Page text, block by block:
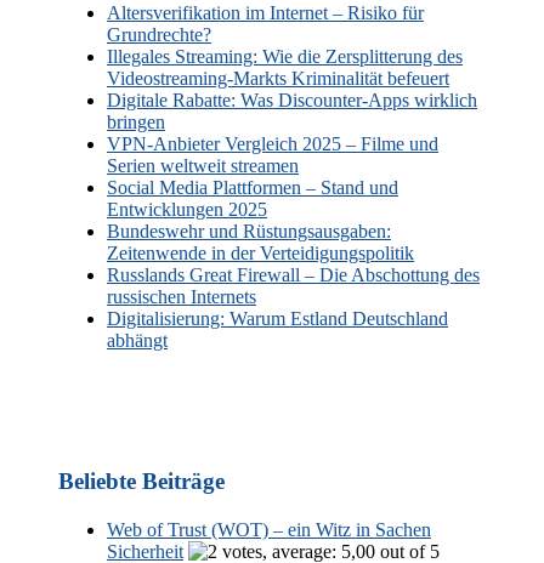
Altersverifikation im Internet – Risiko für
Grundrechte?
Illegales Streaming: Wie die Zersplitterung des
Videostreaming-Markts Kriminalität befeuert
Digitale Rabatte: Was Discounter-Apps wirklich
bringen
VPN-Anbieter Vergleich 2025 – Filme und
Serien weltweit streamen
Social Media Plattformen – Stand und
Entwicklungen 2025
Bundeswehr und Rüstungsausgaben:
Zeitenwende in der Verteidigungspolitik
Russlands Great Firewall – Die Abschottung des
russischen Internets
Digitalisierung: Warum Estland Deutschland
abhängt
Beliebte Beiträge
Web of Trust (WOT) – ein Witz in Sachen
Sicherheit